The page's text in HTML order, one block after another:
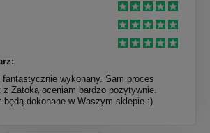
wykonany. Sam proces
Zatoką oceniam bardzo pozytywnie.
będą dokonane w Waszym sklepie :)